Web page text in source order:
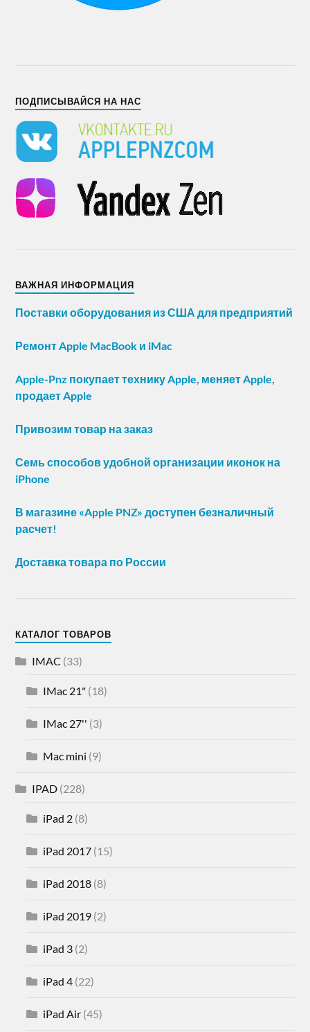
ПОДПИСЫВАЙСЯ НА НАС
ВАЖНАЯ ИНФОРМАЦИЯ
Поставки оборудования из США для предприятий
Ремонт Apple MacBook и iMac
Apple-Pnz покупает технику Apple, меняет Apple,
продает Apple
Привозим товар на заказ
Семь способов удобной организации иконок на
iPhone
В магазине «Apple PNZ» доступен безналичный
расчет!
Доставка товара по России
КАТАЛОГ ТОВАРОВ
IMAC (33)
IMac 21" (18)
IMac 27'' (3)
Mac mini (9)
IPAD (228)
iPad 2 (8)
iPad 2017 (15)
iPad 2018 (8)
iPad 2019 (2)
iPad 3 (2)
iPad 4 (22)
iPad Air (45)